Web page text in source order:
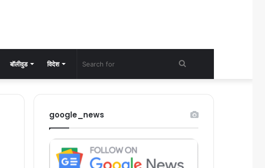
बॉलीवुड विदेश
for
google_news